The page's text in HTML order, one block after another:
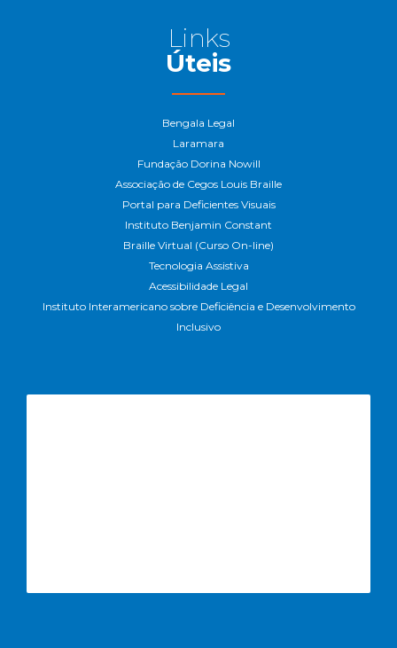
Links
Úteis
Bengala Legal
Laramara
Fundação Dorina Nowill
Associação de Cegos Louis Braille
Portal para Deficientes Visuais
Instituto Benjamin Constant
Braille Virtual (Curso On-line)
Tecnologia Assistiva
Acessibilidade Legal
Instituto Interamericano sobre Deficiência e Desenvolvimento
Inclusivo